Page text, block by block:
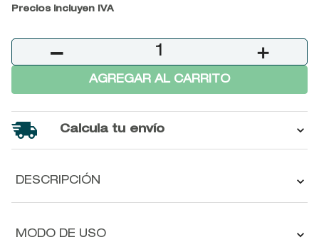
Precios incluyen IVA
＋
－
AGREGAR AL CARRITO
Calcula tu envío
DESCRIPCIÓN
MODO DE USO